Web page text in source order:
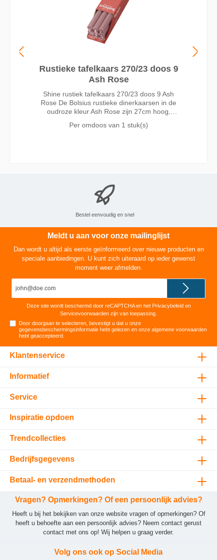
Rustieke tafelkaars 270/23 doos 9
Ash Rose
Shine rustiek tafelkaars 270/23 doos 9 Ash
Rose De Bolsius rustieke dinerkaarsen in de
oudroze kleur Ash Rose zijn 27cm hoog,
katoenen lontje altijd een perfecte vlam, zonderPer omdoos van 1 stuk(s)
Bestel eenvoudig en snel
Meldt u aan voor onze mailinglijst
Dan wordt u altijd als eerste geïnformeerd over nieuwe producten en
speciale aanbiedingen. U kunt zich uiteraard op ieder gewenst
moment weer afmelden.
Deze site wordt beschermd door reCAPTCHA en het Privacybeleiden
Servicevoorwaarden zijn van toepassing.
Door doorgaan te selecteren, bevestigt u dat u onze
gegevensbeschermingsinformatie hebt gelezen en onzealgemene voorwaarden
hebt geaccepteerd
Klantenservice
Informatief
Service
Inspiratie opdoen
Trendcollecties
Bedrijfsgegevens
Betaal- en verzendmethoden
Vragen? Opmerkingen? Of een persoonlijk advies?
Heeft u bij het bekijken van onze website vragen of opmerkingen? Of
heeft u behoefte aan een persoonlijk advies? Neem contact gerust
contact met ons op! Wij helpen u graag verder.
Volg ons ook op Social Media